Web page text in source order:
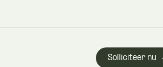
Solliciteer nu